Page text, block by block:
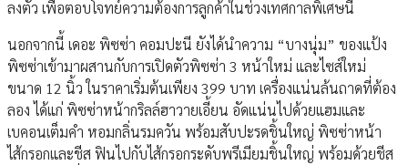
ลงตัว เพื่อตอบโจทย์ความต้องการลูกค้าในช่วงเทศกาลพิเศษนี้
นอกจากนี้ เดอะ พิซซ่า คอมปะนี ยังได้นำความ “บางนุ่ม” ของแป้ง
พิซซ่าเข้ามาผสานกับการเปิดตัวพิซซ่า 3 หน้าใหม่ และไซส์ใหม่
ขนาด 12 นิ้ว ในราคาเริ่มต้นเพียง 399 บาท เครื่องแน่นล้นถาดที่ต้อง
ลอง ได้แก่ พิซซ่าหน้ากริลล์ฮาวายเอี้ยน อัดแน่นไปด้วยแฮมและ
เบคอนเต็มคำ หอมกลิ่นรมควัน พร้อมสับปะรดชิ้นใหญ่ พิซซ่าหน้า
ไส้กรอกและชีส ฟินไปกับไส้กรอกระดับพรีเมียมชิ้นใหญ่ พร้อมด้วยชีส